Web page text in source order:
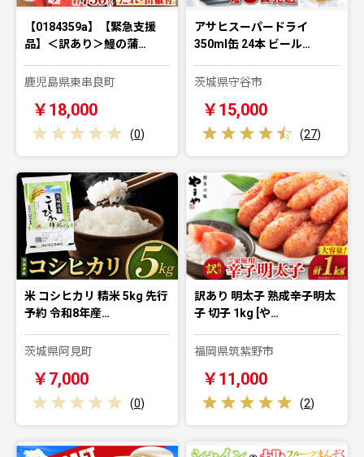
【0184359a】【緊急支援
品】＜訳あり＞鰻の蒲…
鹿児島県東串良町
￥18,000
(0)
アサヒスーパードライ
350ml缶 24本 ビール…
茨城県守谷市
￥15,000
(27)
米 コシヒカリ 精米 5kg 先行
予約 令和8年産…
茨城県阿見町
￥7,000
(0)
訳あり 明太子 熟成辛子明太
子 切子 1kg [や…
福岡県筑紫野市
￥11,000
(2)